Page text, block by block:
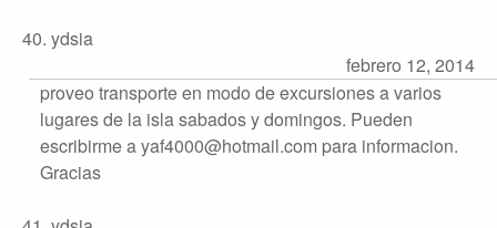
40. ydsia
febrero 12, 2014
proveo transporte en modo de excursiones a varios
lugares de la isla sabados y domingos. Pueden
escribirme a yaf4000@hotmail.com para informacion.
Gracias